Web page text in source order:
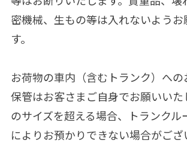
密機械、生もの等は入れないようお
す。
お荷物の車内（含むトランク）への
保管はお客さまご自身でお願いい
のサイズを超える場合、トランクル
によりお預かりできない場合がご